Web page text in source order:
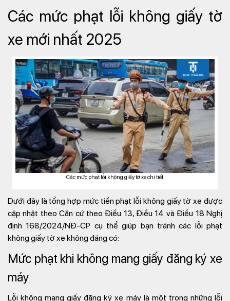
Các mức phạt lỗi không giấy tờ
xe mới nhất 2025
Các mức phạt lỗi không giấy tờ xe chi tiết
Dưới đây là tổng hợp mức tiền phạt lỗi không giấy tờ xe được
cập nhật theo Căn cứ theo Điều 13, Điều 14 và Điều 18 Nghị
định 168/2024/NĐ-CP cụ thể giúp bạn tránh các lỗi phạt
không giấy tờ xe không đáng có:
Mức phạt khi không mang giấy đăng ký xe
máy
Lỗi không mang giấy đăng ký xe máy là một trong những lỗi